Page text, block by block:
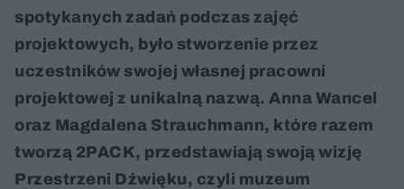
spotykanych zadań podczas zajęć
projektowych, było stworzenie przez
uczestników swojej własnej pracowni
projektowej z unikalną nazwą. Anna Wancel
oraz Magdalena Strauchmann, które razem
tworzą 2PACK, przedstawiają swoją wizję
Przestrzeni Dźwięku, czyli muzeum